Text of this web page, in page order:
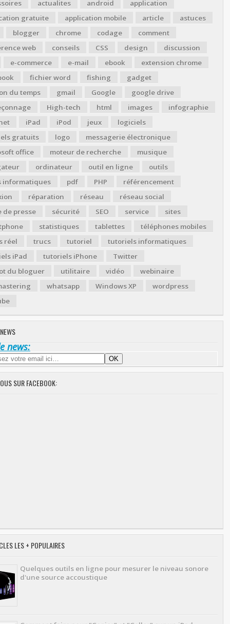
actualites android
application
gratuite
application mobile article
astuces
blogger
chrome codage
comment
web
conseils CSS design
discussion
e-commerce
e-mail ebook
extension chrome
fichier word fishing
gadget
du temps
gmail Google
google drive
High-tech html images
infographie
iPad iPod jeux
logiciels
gratuits
logo
messagerie électronique
office
moteur de recherche
musique
ordinateur outil en ligne
outils
informatiques
pdf PHP
référencement
réparation réseau
réseau social
de presse
sécurité SEO service
sites
statistiques tablettes
téléphones mobiles
réel
trucs tutoriel
tutoriels informatiques
iPad
tutoriels iPhone
Twitter
du bloguer
utilitaire vidéo
webinaire
whatsapp Windows XP
wordpress
news:
SUR FACEBOOK:
LES + POPULAIRES
Quelques outils en ligne pour mesurer le niveau sonore
d'une source accoustique